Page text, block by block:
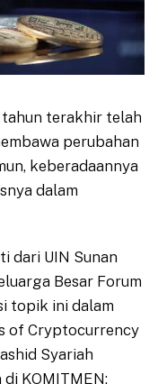
terakhir telah
perubahan
keberadaannya
dalam
dari UIN Sunan
Besar Forum
topik ini dalam
of Cryptocurrency
Syariah
KOMITMEN: